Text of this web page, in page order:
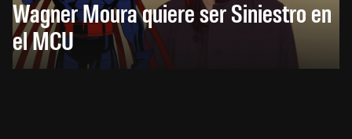
Wagner Moura quiere ser Siniestro en
el MCU